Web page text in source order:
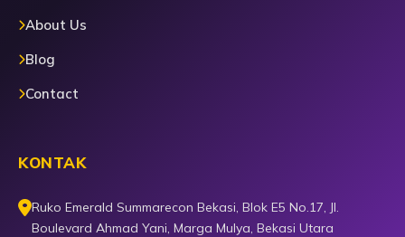
About Us
Blog
Contact
KONTAK
Ruko Emerald Summarecon Bekasi, Blok E5 No.17, Jl.
Boulevard Ahmad Yani, Marga Mulya, Bekasi Utara